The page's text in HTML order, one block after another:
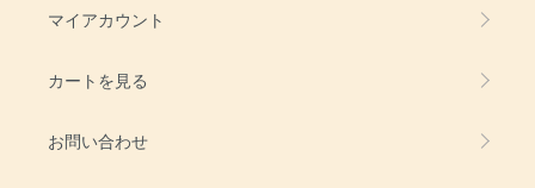
マイアカウント
カートを見る
お問い合わせ